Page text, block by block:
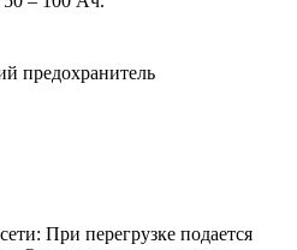
предохранитель
При перегрузке подается